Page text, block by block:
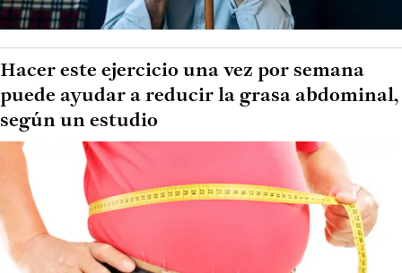
Hacer este ejercicio una vez por semana
puede ayudar a reducir la grasa abdominal,
según un estudio